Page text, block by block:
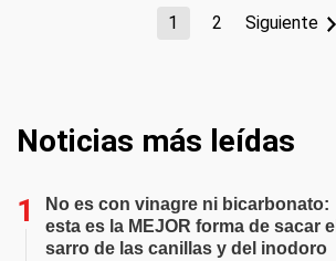
1 2 Siguiente
Noticias más leídas
No es con vinagre ni bicarbonato:
esta es la MEJOR forma de sacar el
sarro de las canillas y del inodoro